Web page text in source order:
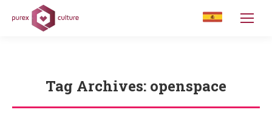
Tag Archives: openspace
You are here: